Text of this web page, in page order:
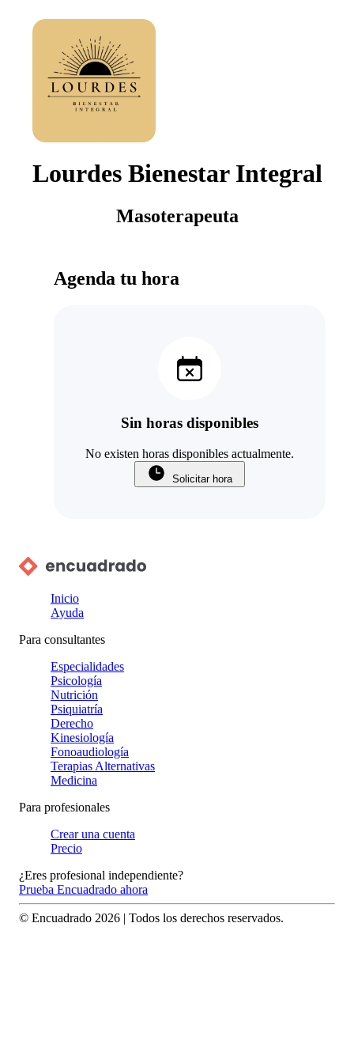
Lourdes Bienestar Integral
Masoterapeuta
Agenda tu hora
Sin horas disponibles
No existen horas disponibles actualmente.
Solicitar hora
Inicio
Ayuda
Para consultantes
Especialidades
Psicología
Nutrición
Psiquiatría
Derecho
Kinesiología
Fonoaudiología
Terapias Alternativas
Medicina
Para profesionales
Crear una cuenta
Precio
¿Eres profesional independiente?
Prueba Encuadrado ahora
© Encuadrado 2026 | Todos los derechos reservados.